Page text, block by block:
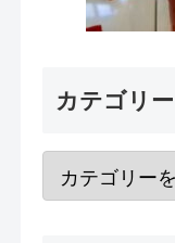
カテゴリー